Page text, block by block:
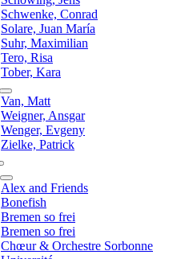
Schwenke, Conrad
Solare, Juan María
Suhr, Maximilian
Tero, Risa
Tober, Kara
Van, Matt
Weigner, Ansgar
Wenger, Evgeny
Zielke, Patrick
Alex and Friends
Bonefish
Bremen so frei
Bremen so frei
Chœur & Orchestre Sorbonne